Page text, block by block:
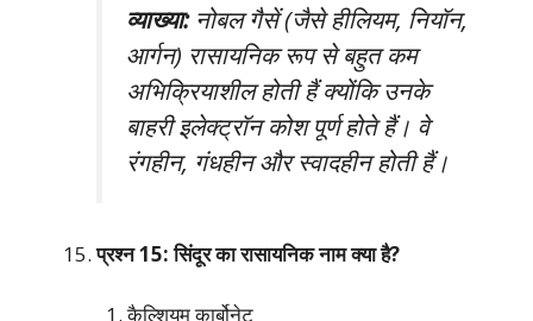
व्याख्या:नोबल गैसें (जैसे हीलियम, नियॉन,
आर्गन) रासायनिक रूप से बहुत कम
अभिक्रियाशील होती हैं क्योंकि उनके
बाहरी इलेक्ट्रॉन कोश पूर्ण होते हैं। वे
रंगहीन, गंधहीन और स्वादहीन होती हैं।
प्रश्न 15: सिंदूर का रासायनिक नाम क्या है?
कैल्शियम कार्बोनेट